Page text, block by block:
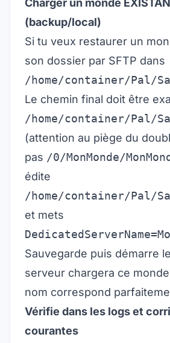
Charger un monde
(backup/local)
Si tu veux restaurer un
son dossier par SFTP dans
/home/container/Pal/
Le chemin final doit être
/home/container/Pal/
(attention au piège du
pas /0/MonMonde/
édite
/home/container/Pal/
et mets
Sauvegarde puis démarre
serveur chargera ce
nom correspond
Vérifie dans les logs et
courantes